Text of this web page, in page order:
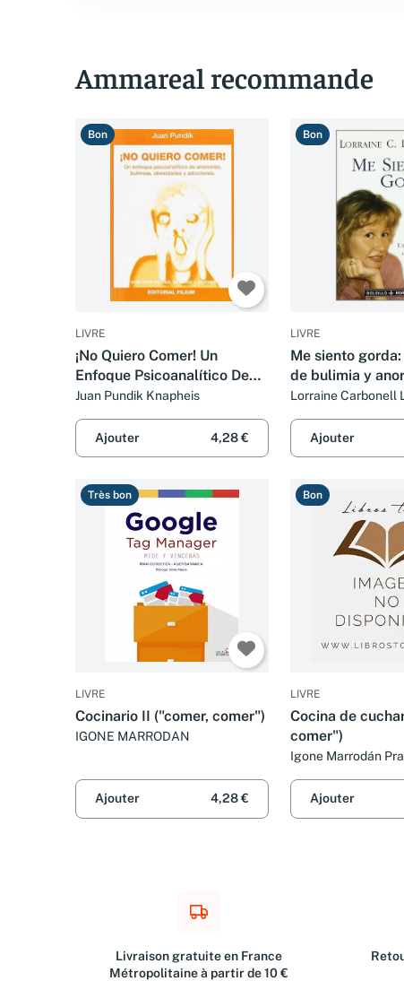
Ammareal recommande
Bon
LIVRE
¡No Quiero Comer! Un
Enfoque Psicoanalítico De
Anorexias, Bulimias,
Obesidades Y Adicciones
Juan Pundik Knapheis
Ajouter 4,28 €
Bon
LIVRE
Me siento
de bulimia y
Bolsillo)
Lorraine Carbonell
Ajouter
Très bon
LIVRE
Cocinario II ("comer, comer")
IGONE MARRODAN
Ajouter 4,28 €
Bon
LIVRE
Cocina de
comer")
Igone Marrodán
Ajouter
Livraison gratuite en France
Métropolitaine à partir de 10 €